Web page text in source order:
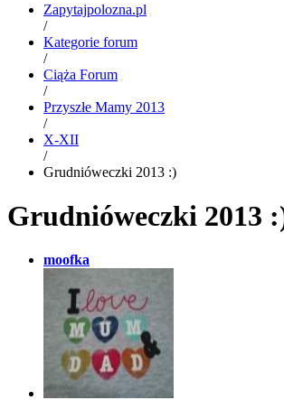
Zapytajpolozna.pl
/
Kategorie forum
/
Ciąża Forum
/
Przyszłe Mamy 2013
/
X-XII
/
Grudnióweczki 2013 :)
Grudnióweczki 2013
moofka